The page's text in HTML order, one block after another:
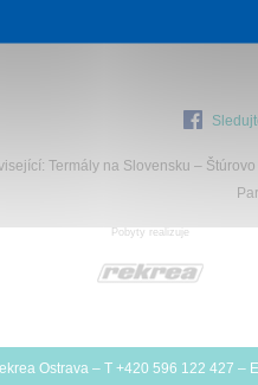
Termály na Slovensku – Štúrovo
Pobyty realizuje
Ostrava – T +420 596 122 427 – E